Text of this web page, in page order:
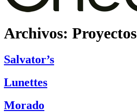
Archivos: Proyectos
Salvator’s
Lunettes
Morado